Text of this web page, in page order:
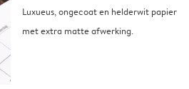
Luxueus, ongecoat en helderwit papier
met extra matte afwerking.